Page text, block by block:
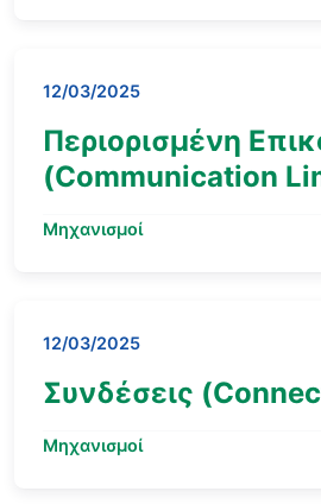
12/03/2025
Περιορισμένη
(Communication
Μηχανισμοί
12/03/2025
Συνδέσεις
Μηχανισμοί